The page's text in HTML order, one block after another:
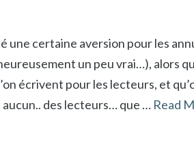
une certaine aversion pour les
un peu vrai…), alors
écrivent pour les lecteurs, et
des lecteurs… que … Read